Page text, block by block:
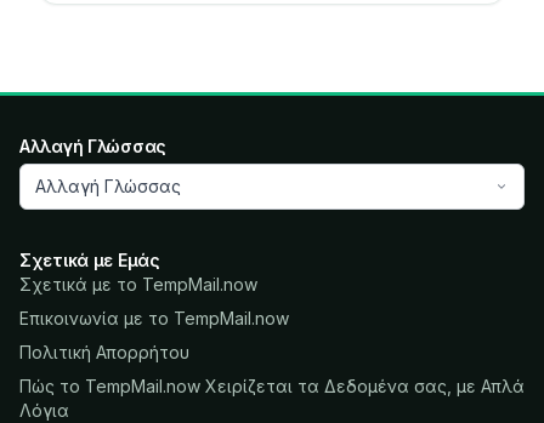
Αλλαγή Γλώσσας
Αλλαγή Γλώσσας
Σχετικά με Εμάς
Σχετικά με το TempMail.now
Επικοινωνία με το TempMail.now
Πολιτική Απορρήτου
Πώς το TempMail.now Χειρίζεται τα Δεδομένα σας, με Απλά
Λόγια